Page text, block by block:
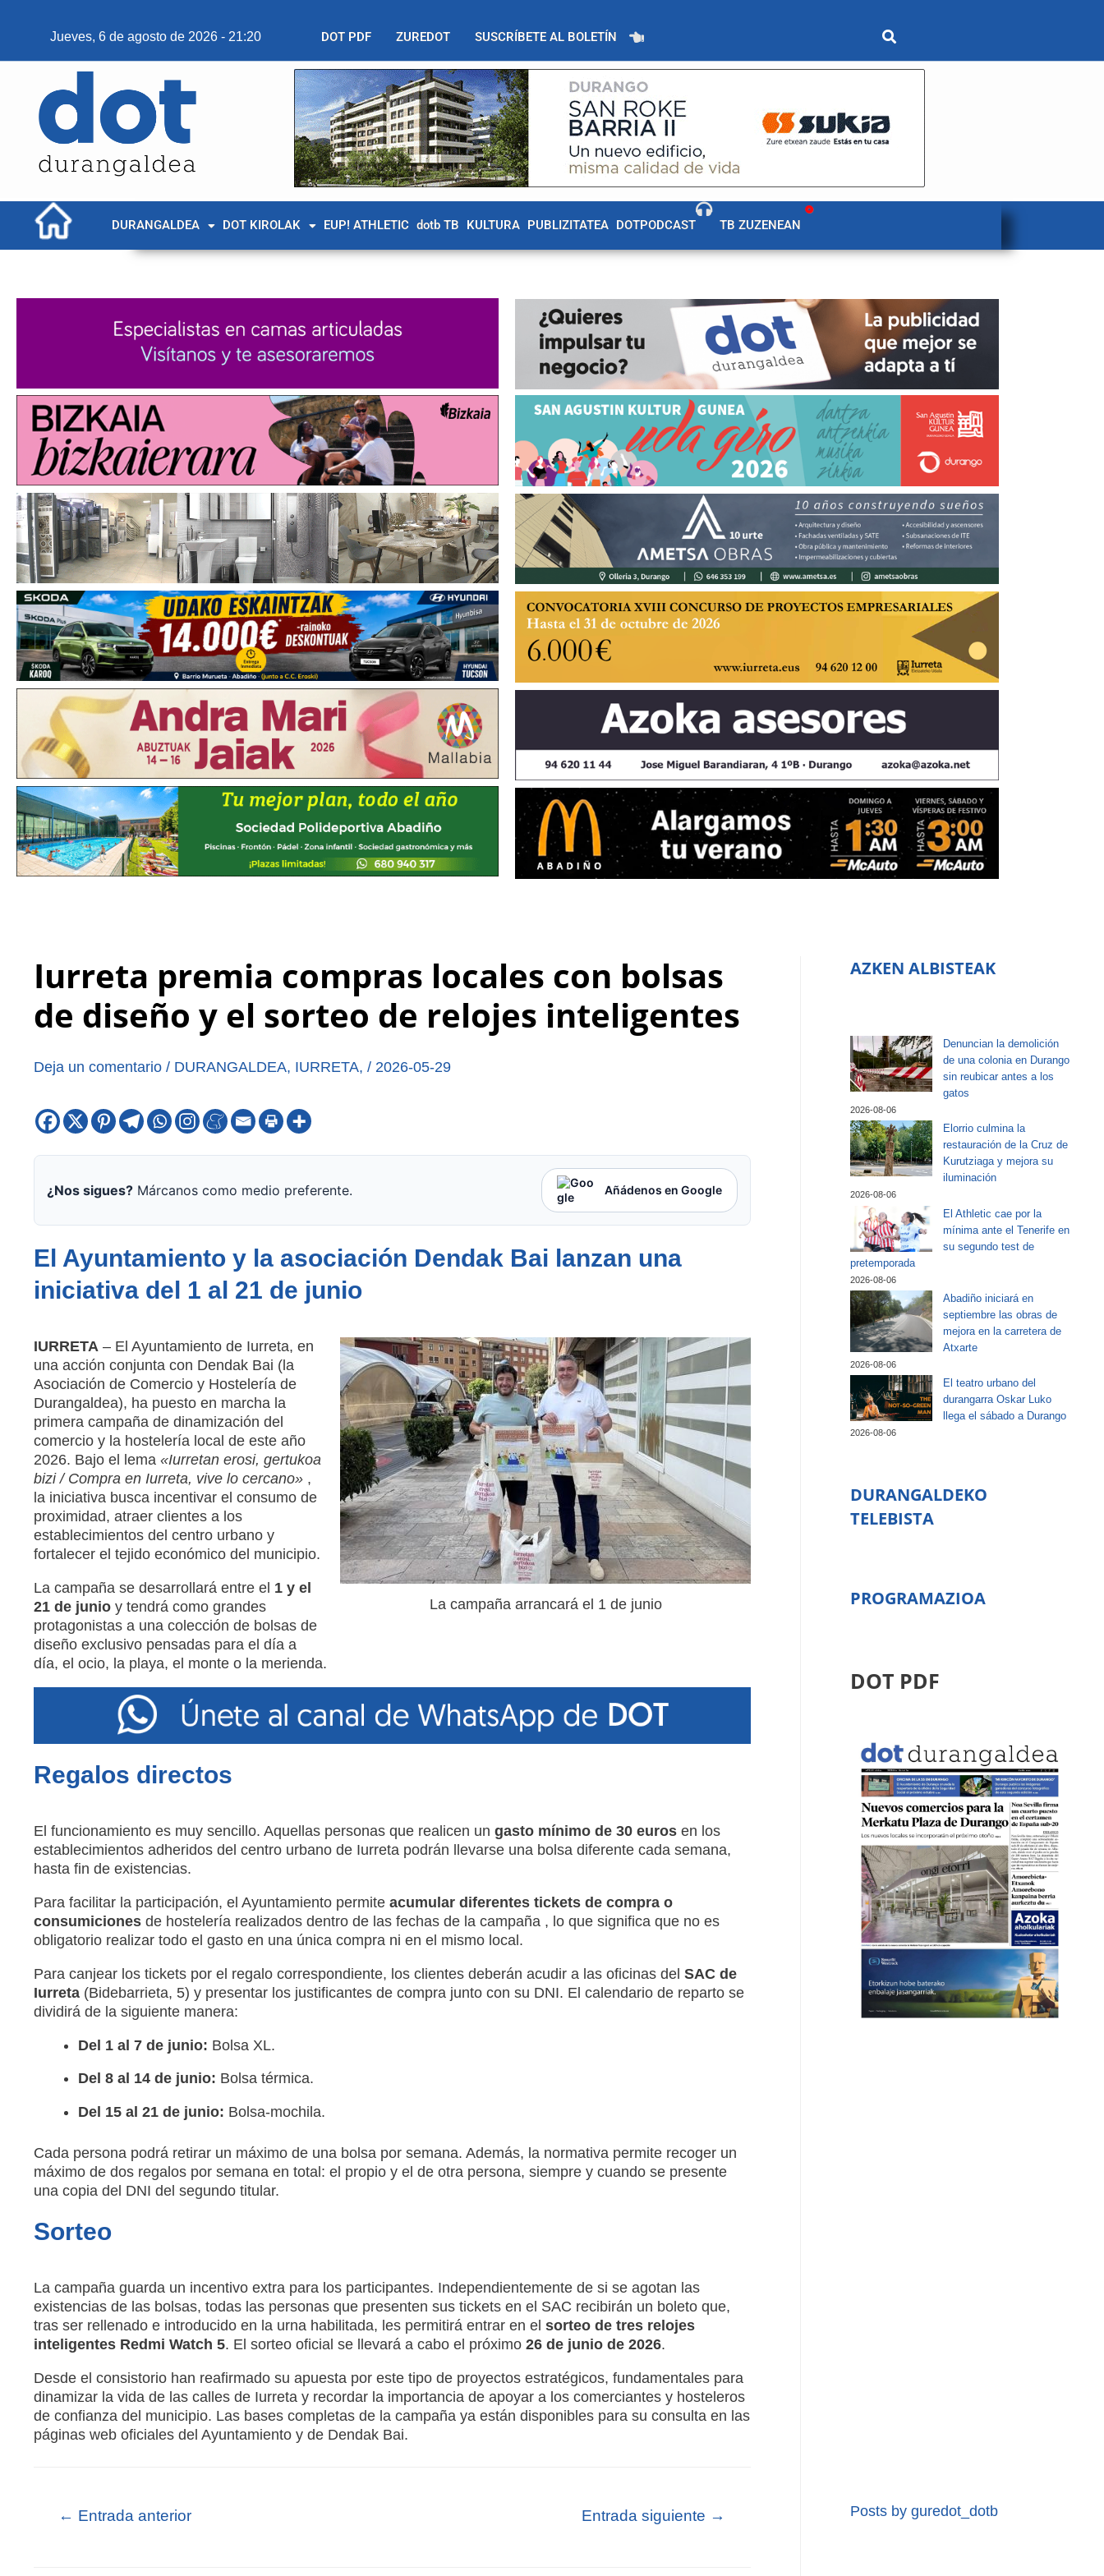
Jueves, 6 de agosto de 2026 - 21:20 DOT PDF ZUREDOT SUSCRÍBETE AL BOLETÍN
DURANGALDEA DOT KIROLAK EUP! ATHLETIC dotb TB KULTURA PUBLIZITATEA DOTPODCAST TB ZUZENEAN
Iurreta premia compras locales con bolsas
de diseño y el sorteo de relojes inteligentes
Deja un comentario / DURANGALDEA, IURRETA, / 2026-05-29
¿Nos sigues?Márcanos como medio preferente. Añádenos en Google
El Ayuntamiento y la asociación Dendak Bai lanzan una
iniciativa del 1 al 21 de junio
La campaña arrancará el 1 de junio
IURRETA – El Ayuntamiento de Iurreta, en
una acción conjunta con Dendak Bai (la
Asociación de Comercio y Hostelería de
Durangaldea), ha puesto en marcha la
primera campaña de dinamización del
comercio y la hostelería local de este año
2026. Bajo el lema «Iurretan erosi, gertukoa
bizi / Compra en Iurreta, vive lo cercano» ,
la iniciativa busca incentivar el consumo de
proximidad, atraer clientes a los
establecimientos del centro urbano y
fortalecer el tejido económico del municipio.
La campaña se desarrollará entre el 1 y el
21 de junio y tendrá como grandes
protagonistas a una colección de bolsas de
diseño exclusivo pensadas para el día a
día, el ocio, la playa, el monte o la merienda.
Regalos directos
El funcionamiento es muy sencillo. Aquellas personas que realicen un gasto mínimo de 30 eurosen los
establecimientos adheridos del centro urbano de Iurreta podrán llevarse una bolsa diferente cada semana,
hasta fin de existencias.
Para facilitar la participación, el Ayuntamiento permite acumular diferentes tickets de compra o
consumicionesde hostelería realizados dentro de las fechas de la campaña , lo que significa que no es
obligatorio realizar todo el gasto en una única compra ni en el mismo local.
Para canjear los tickets por el regalo correspondiente, los clientes deberán acudir a las oficinas del SAC de
Iurreta(Bidebarrieta, 5) y presentar los justificantes de compra junto con su DNI. El calendario de reparto se
dividirá de la siguiente manera:
Del 1 al 7 de junio: Bolsa XL.
Del 8 al 14 de junio: Bolsa térmica.
Del 15 al 21 de junio: Bolsa-mochila.
Cada persona podrá retirar un máximo de una bolsa por semana. Además, la normativa permite recoger un
máximo de dos regalos por semana en total: el propio y el de otra persona, siempre y cuando se presente
una copia del DNI del segundo titular.
Sorteo
La campaña guarda un incentivo extra para los participantes. Independientemente de si se agotan las
existencias de las bolsas, todas las personas que presenten sus tickets en el SAC recibirán un boleto que,
tras ser rellenado e introducido en la urna habilitada, les permitirá entrar en el sorteo de tres relojes
inteligentes Redmi Watch 5. El sorteo oficial se llevará a cabo el próximo 26 de junio de 2026.
Desde el consistorio han reafirmado su apuesta por este tipo de proyectos estratégicos, fundamentales para
dinamizar la vida de las calles de Iurreta y recordar la importancia de apoyar a los comerciantes y hosteleros
de confianza del municipio. Las bases completas de la campaña ya están disponibles para su consulta en las
páginas web oficiales del Ayuntamiento y de Dendak Bai.
← Entrada anterior Entrada siguiente →
AZKEN ALBISTEAK
Denuncian la demolición
de una colonia en Durango
sin reubicar antes a los
gatos
2026-08-06
Elorrio culmina la
restauración de la Cruz de
Kurutziaga y mejora su
iluminación
2026-08-06
El Athletic cae por la
mínima ante el Tenerife en
su segundo test de
pretemporada
2026-08-06
Abadiño iniciará en
septiembre las obras de
mejora en la carretera de
Atxarte
2026-08-06
El teatro urbano del
durangarra Oskar Luko
llega el sábado a Durango
2026-08-06
DURANGALDEKO
TELEBISTA
PROGRAMAZIOA
DOT PDF
Posts by guredot_dotb